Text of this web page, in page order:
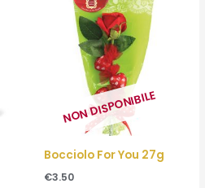
NON DISPONIBILE
Bocciolo For You 27g
€3.50